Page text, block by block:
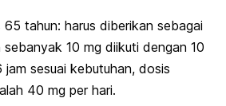
65 tahun: harus diberikan sebagai
sebanyak 10 mg diikuti dengan 10
sesuai kebutuhan, dosis
40 mg per hari.